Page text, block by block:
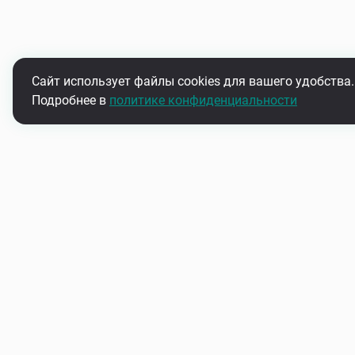
Сайт использует файлы cookies для вашего удобства.
Подробнее в политике конфиденциальности